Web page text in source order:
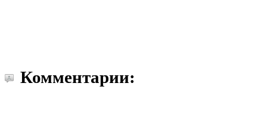
Комментарии: